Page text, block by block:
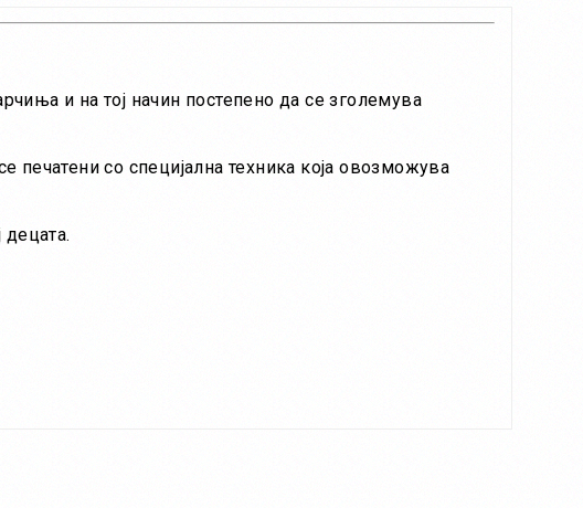
и на тој начин постепено да се зголемува
печатени со специјална техника која овозможува
децата.